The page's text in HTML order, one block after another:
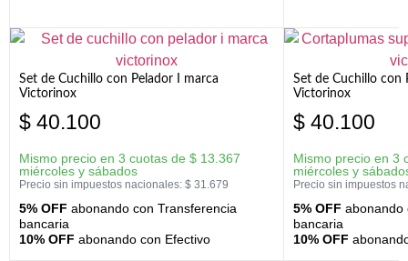
Set de Cuchillo con Pelador I marca
Victorinox
$ 40.100
Mismo precio en 3 cuotas de $ 13.367
miércoles y sábados
Precio sin impuestos nacionales: $ 31.679
5% OFF abonando con Transferencia
bancaria
10% OFF abonando con Efectivo
Set de Cuchillo con
Victorinox
$ 40.100
Mismo precio en 3
miércoles y
Precio sin impuestos
5% OFF abonando
bancaria
10% OFF